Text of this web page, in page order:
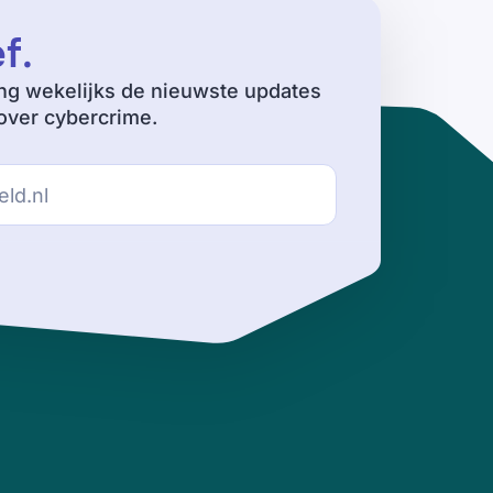
.
wekelijks de nieuwste updates
cybercrime.